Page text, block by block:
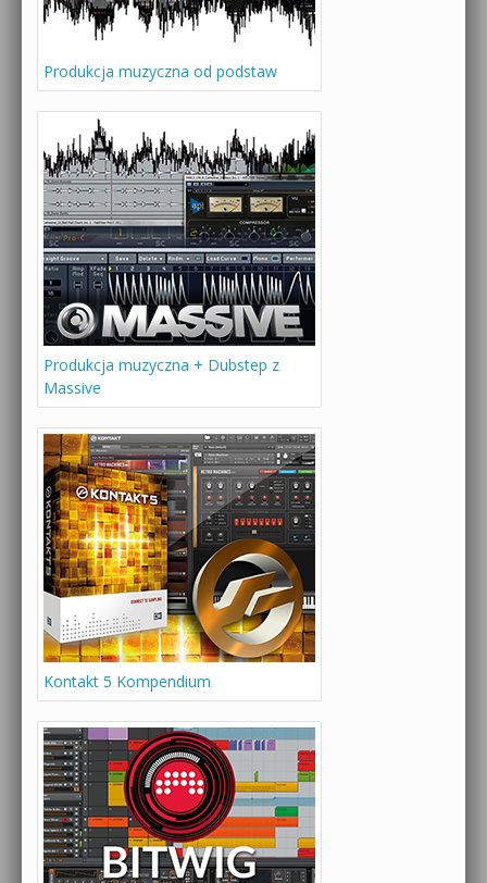
Produkcja muzyczna od podstaw
Produkcja muzyczna + Dubstep z
Massive
Kontakt 5 Kompendium